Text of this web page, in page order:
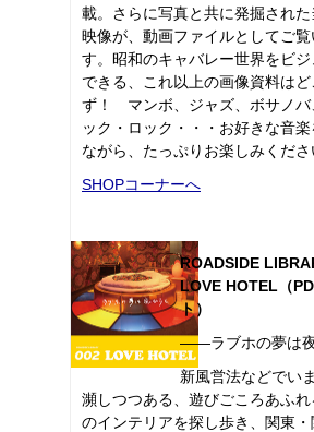
載。さらに写真と共に発掘された
映像が、動画ファイルとしてご覧
す。昭和のキャバレー世界をビ
できる、これ以上の画像資料は
ず！ マンボ、ジャズ、ボサノバ
ック・ロック・・・お好きな音
ながら、たっぷりお楽しみくださ
SHOPコーナーへ
ROADSIDE
LOVE HOTEL（
ト）
――ラブホの夢は夜
新風営法などでい
瀕しつつある、遊びごころあふ
のインテリアを探し歩き、関東